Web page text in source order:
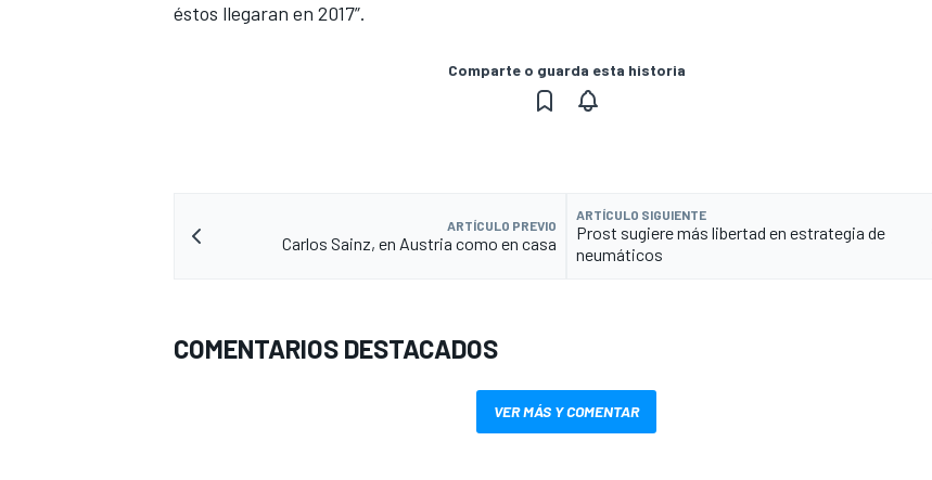
éstos llegaran en 2017”.
Comparte o guarda esta historia
ARTÍCULO PREVIO
Carlos Sainz, en Austria como en casa
ARTÍCULO SIGUIENTE
Prost sugiere más libertad en estrategia de
neumáticos
COMENTARIOS DESTACADOS
VER MÁS Y COMENTAR